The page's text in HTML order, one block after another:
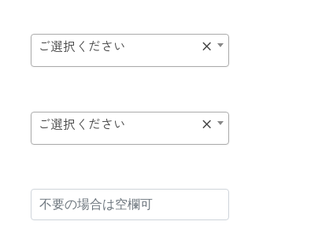
×
ご選択ください
×
ご選択ください